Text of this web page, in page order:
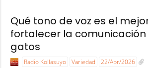
Qué tono de voz es el
fortalecer la
gatos
Radio Kollasuyo Variedad 22/Abr/2026